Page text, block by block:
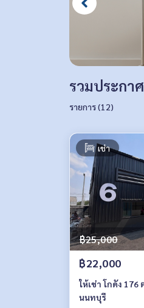
รวมประกา
รายการ (12)
เช่า
฿25,000
฿22,000
ให้เช่า โกดัง 176
นนทบุรี